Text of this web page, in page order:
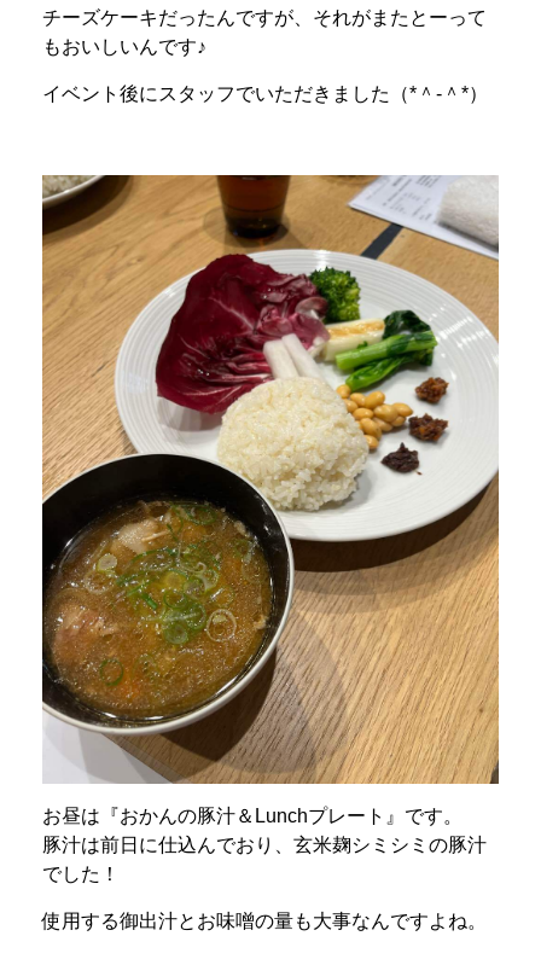
チーズケーキだったんですが、それがまたとーって
もおいしいんです♪
イベント後にスタッフでいただきました（*＾-＾*）
お昼は『おかんの豚汁＆Lunchプレート』です。
豚汁は前日に仕込んでおり、玄米麹シミシミの豚汁
でした！
使用する御出汁とお味噌の量も大事なんですよね。